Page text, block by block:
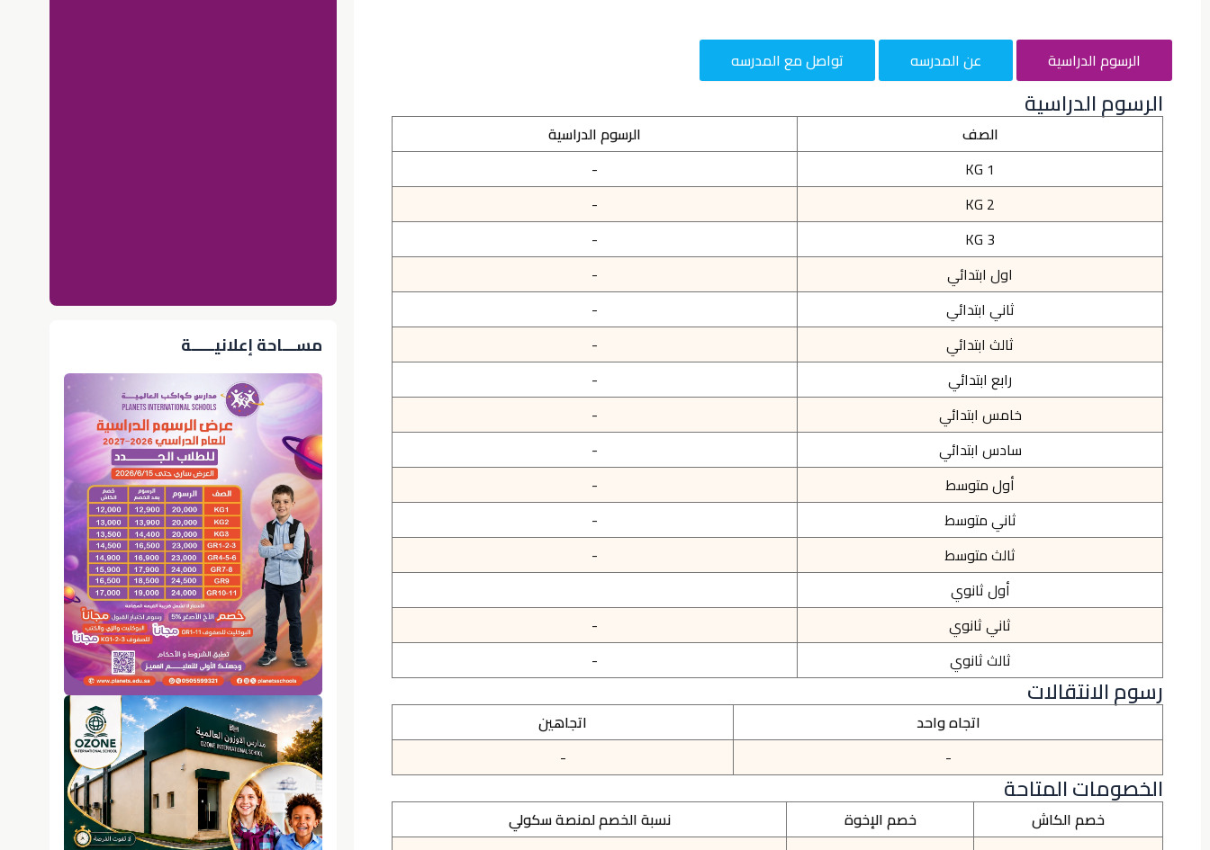
الرسوم الدراسية عن المدرسه تواصل مع المدرسه
الرسوم الدراسية
الصف
الرسوم الدراسية
KG 1
-
KG 2
-
KG 3
-
اول ابتدائي
-
ثاني ابتدائي
-
ثالث ابتدائي
-
رابع ابتدائي
-
خامس ابتدائي
-
سادس ابتدائي
-
أول متوسط
-
ثاني متوسط
-
ثالث متوسط
-
أول ثانوي
ثاني ثانوي
-
ثالث ثانوي
-
رسوم الانتقالات
اتجاه واحد
اتجاهين
-
-
الخصومات المتاحة
خصم الكاش خصم الإخوة
نسبة الخصم لمنصة سكولي
مســـاحة إعلانيـــــة